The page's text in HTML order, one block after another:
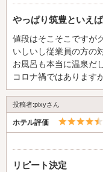
やっぱり筑豊といえば
値段はそこそこですが
いしいし従業員の方の
お風呂も本当に温泉だ
コロナ禍ではあります
投稿者:pixyさん
ホテル評価
リピート決定